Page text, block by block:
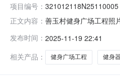
项目编号： 321012118N25110005
正文内容： 善玉村健身广场工程照
86668017）产权信息
发布时间： 2025-11-19 22:41
相关产品：
健身广场工程 健身